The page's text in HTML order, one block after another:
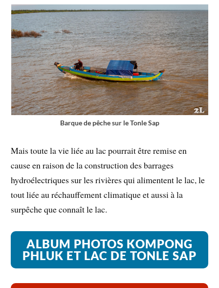
Barque de pêche sur le Tonle Sap
Mais toute la vie liée au lac pourrait être remise en
cause en raison de la construction des barrages
hydroélectriques sur les rivières qui alimentent le lac, le
tout liée au réchauffement climatique et aussi à la
surpêche que connaît le lac.
ALBUM PHOTOS KOMPONG
PHLUK ET LAC DE TONLE SAP